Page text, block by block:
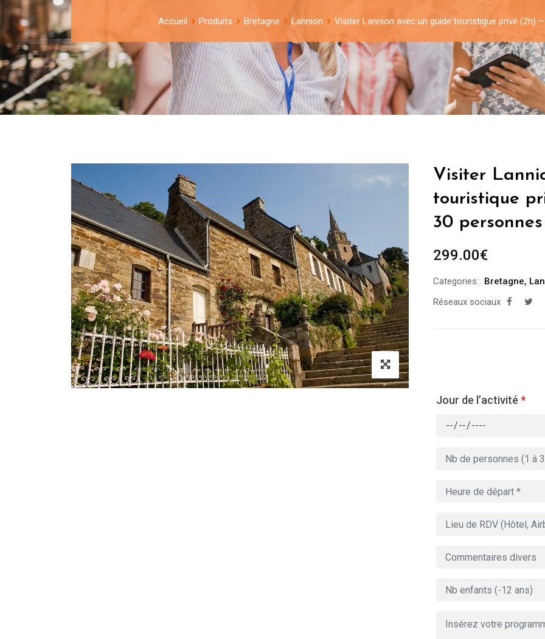
Accueil Produits Bretagne Lannion Visiter Lannion avec un guide touristique privé (2h)
Visiter
touristique
30 personnes
299.00€
Categories: Bretagne,
Réseaux sociaux
Jour de l’activité *